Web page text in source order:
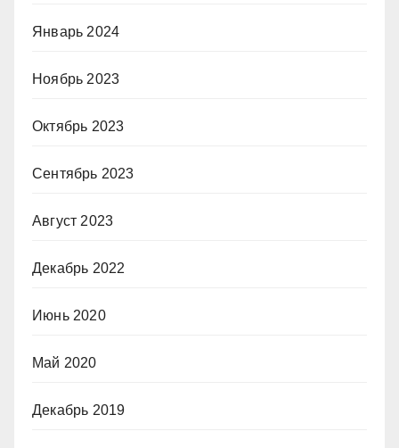
Январь 2024
Ноябрь 2023
Октябрь 2023
Сентябрь 2023
Август 2023
Декабрь 2022
Июнь 2020
Май 2020
Декабрь 2019